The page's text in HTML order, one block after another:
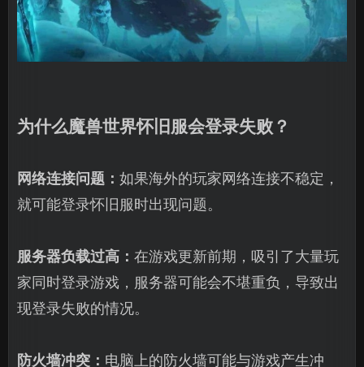
为什么魔兽世界怀旧服会登录失败？
网络连接问题： 如果海外的玩家网络连接不稳定，
就可能登录怀旧服时出现问题。
服务器负载过高： 在游戏更新前期，吸引了大量玩
家同时登录游戏，服务器可能会不堪重负，导致出
现登录失败的情况。
防火墙冲突： 电脑上的防火墙可能与游戏产生冲